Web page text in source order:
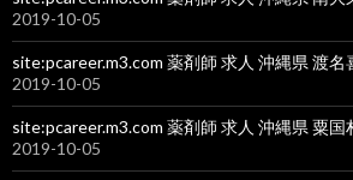
2019-10-05
site:pcareer.m3.com 薬剤師 求人 沖縄県 渡名
2019-10-05
site:pcareer.m3.com 薬剤師 求人 沖縄県 粟国
2019-10-05